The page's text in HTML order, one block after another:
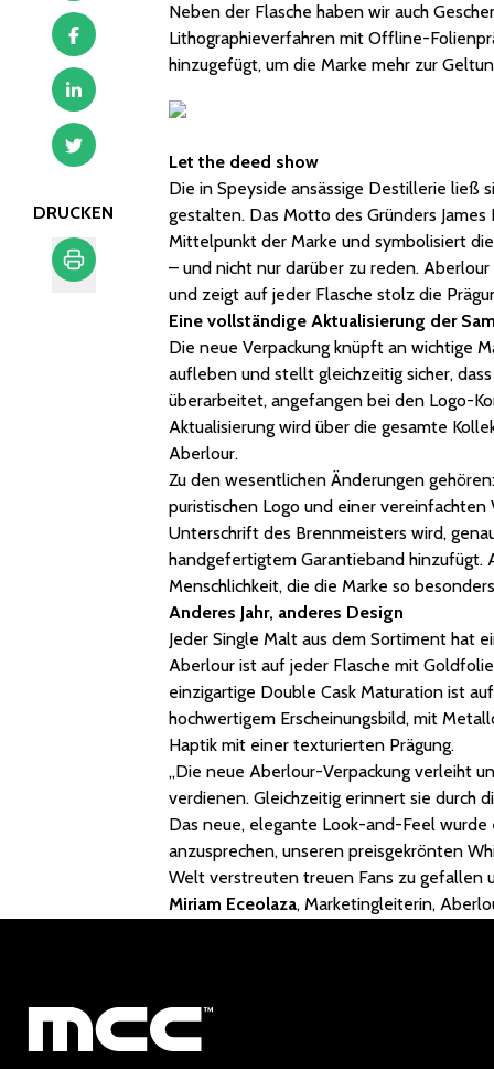
DRUCKEN
Neben der Flasche haben wir auch
Lithographieverfahren mit Offline-
hinzugefügt, um die Marke mehr zur
Let the deed show
Die in Speyside ansässige Destillerie ließ
gestalten. Das Motto des Gründers
Mittelpunkt der Marke und symbolisiert
– und nicht nur darüber zu reden.
und zeigt auf jeder Flasche stolz die
Eine vollständige Aktualisierung der
Die neue Verpackung knüpft an wichtige
aufleben und stellt gleichzeitig sicher,
überarbeitet, angefangen bei den Logo-
Aktualisierung wird über die gesamte
Aberlour.
Zu den wesentlichen Änderungen
puristischen Logo und einer
Unterschrift des Brennmeisters wird,
handgefertigtem Garantieband hinzufügt.
Menschlichkeit, die die Marke so
Anderes Jahr, anderes Design
Jeder Single Malt aus dem Sortiment hat
Aberlour ist auf jeder Flasche mit
einzigartige Double Cask Maturation ist
hochwertigem Erscheinungsbild, mit
Haptik mit einer texturierten Prägung.
„Die neue Aberlour-Verpackung verleiht
verdienen. Gleichzeitig erinnert sie durch
Das neue, elegante Look-and-Feel
anzusprechen, unseren preisgekrönten
Welt verstreuten treuen Fans zu gefallen
Miriam Eceolaza, Marketingleiterin,